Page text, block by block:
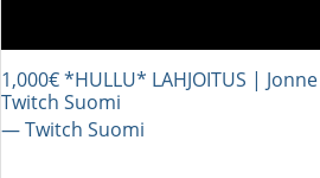
1,000€ *HULLU* LAHJOITUS |
Twitch Suomi
― Twitch Suomi